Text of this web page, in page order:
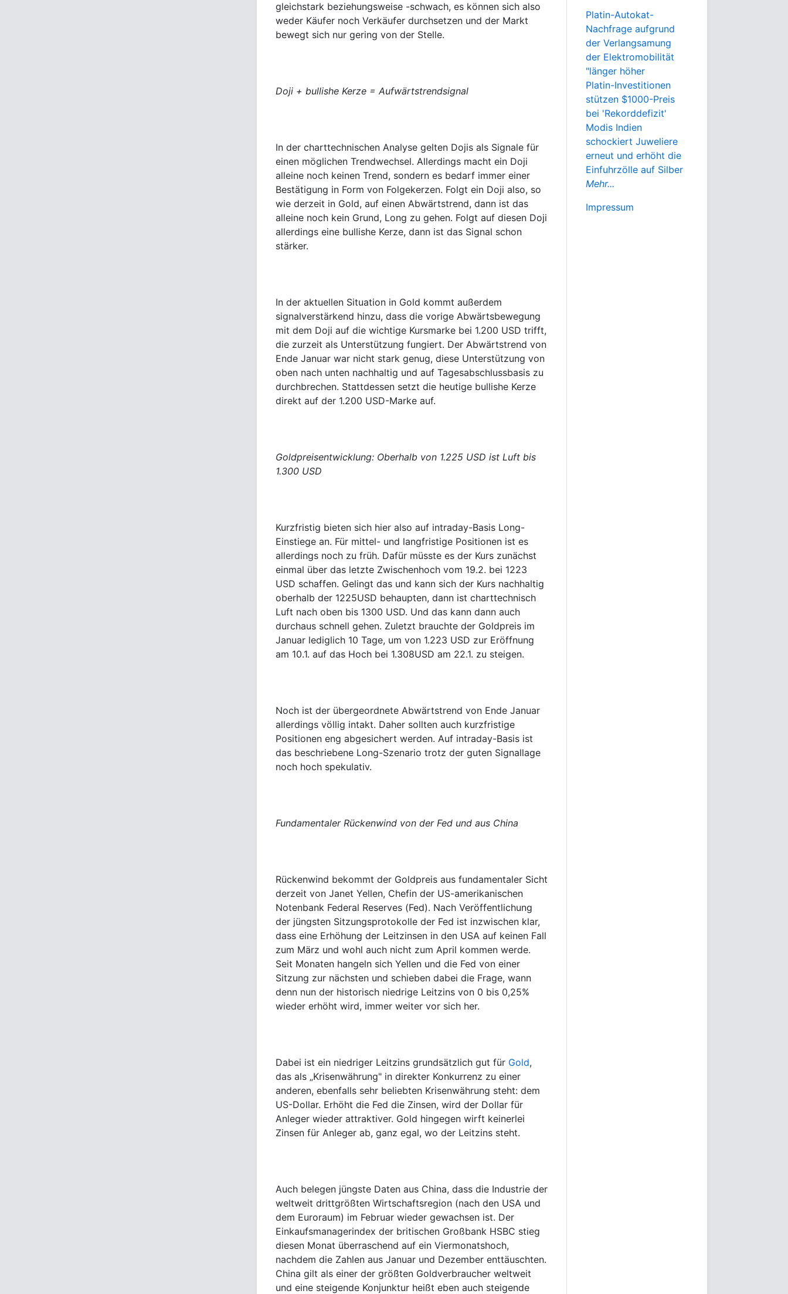
gleichstark beziehungsweise -schwach, es können sich also
weder Käufer noch Verkäufer durchsetzen und der Markt
bewegt sich nur gering von der Stelle.
Doji + bullishe Kerze = Aufwärtstrendsignal
In der charttechnischen Analyse gelten Dojis als Signale für
einen möglichen Trendwechsel. Allerdings macht ein Doji
alleine noch keinen Trend, sondern es bedarf immer einer
Bestätigung in Form von Folgekerzen. Folgt ein Doji also, so
wie derzeit in Gold, auf einen Abwärtstrend, dann ist das
alleine noch kein Grund, Long zu gehen. Folgt auf diesen Doji
allerdings eine bullishe Kerze, dann ist das Signal schon
stärker.
In der aktuellen Situation in Gold kommt außerdem
signalverstärkend hinzu, dass die vorige Abwärtsbewegung
mit dem Doji auf die wichtige Kursmarke bei 1.200 USD trifft,
die zurzeit als Unterstützung fungiert. Der Abwärtstrend von
Ende Januar war nicht stark genug, diese Unterstützung von
oben nach unten nachhaltig und auf Tagesabschlussbasis zu
durchbrechen. Stattdessen setzt die heutige bullishe Kerze
direkt auf der 1.200 USD-Marke auf.
Goldpreisentwicklung: Oberhalb von 1.225 USD ist Luft bis
1.300 USD
Kurzfristig bieten sich hier also auf intraday-Basis Long-
Einstiege an. Für mittel- und langfristige Positionen ist es
allerdings noch zu früh. Dafür müsste es der Kurs zunächst
einmal über das letzte Zwischenhoch vom 19.2. bei 1223
USD schaffen. Gelingt das und kann sich der Kurs nachhaltig
oberhalb der 1225USD behaupten, dann ist charttechnisch
Luft nach oben bis 1300 USD. Und das kann dann auch
durchaus schnell gehen. Zuletzt brauchte der Goldpreis im
Januar lediglich 10 Tage, um von 1.223 USD zur Eröffnung
am 10.1. auf das Hoch bei 1.308USD am 22.1. zu steigen.
Noch ist der übergeordnete Abwärtstrend von Ende Januar
allerdings völlig intakt. Daher sollten auch kurzfristige
Positionen eng abgesichert werden. Auf intraday-Basis ist
das beschriebene Long-Szenario trotz der guten Signallage
noch hoch spekulativ.
Fundamentaler Rückenwind von der Fed und aus China
Rückenwind bekommt der Goldpreis aus fundamentaler Sicht
derzeit von Janet Yellen, Chefin der US-amerikanischen
Notenbank Federal Reserves (Fed). Nach Veröffentlichung
der jüngsten Sitzungsprotokolle der Fed ist inzwischen klar,
dass eine Erhöhung der Leitzinsen in den USA auf keinen Fall
zum März und wohl auch nicht zum April kommen werde.
Seit Monaten hangeln sich Yellen und die Fed von einer
Sitzung zur nächsten und schieben dabei die Frage, wann
denn nun der historisch niedrige Leitzins von 0 bis 0,25%
wieder erhöht wird, immer weiter vor sich her.
Dabei ist ein niedriger Leitzins grundsätzlich gut für Gold,
das als „Krisenwährung" in direkter Konkurrenz zu einer
anderen, ebenfalls sehr beliebten Krisenwährung steht: dem
US-Dollar. Erhöht die Fed die Zinsen, wird der Dollar für
Anleger wieder attraktiver. Gold hingegen wirft keinerlei
Zinsen für Anleger ab, ganz egal, wo der Leitzins steht.
Auch belegen jüngste Daten aus China, dass die Industrie der
weltweit drittgrößten Wirtschaftsregion (nach den USA und
dem Euroraum) im Februar wieder gewachsen ist. Der
Einkaufsmanagerindex der britischen Großbank HSBC stieg
diesen Monat überraschend auf ein Viermonatshoch,
nachdem die Zahlen aus Januar und Dezember enttäuschten.
China gilt als einer der größten Goldverbraucher weltweit
und eine steigende Konjunktur heißt eben auch steigende
Platin-Autokat-
Nachfrage aufgrund
der Verlangsamung
der Elektromobilität
"länger höher
Platin-Investitionen
stützen $1000-Preis
bei 'Rekorddefizit'
Modis Indien
schockiert Juweliere
erneut und erhöht die
Einfuhrzölle auf Silber
Mehr...
Impressum